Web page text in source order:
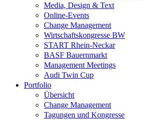
Media, Design & Text
Online-Events
Change Management
Wirtschaftskongresse BW
START Rhein-Neckar
BASF Bauernmarkt
Management Meetings
Audi Twin Cup
Portfolio
Übersicht
Change Management
Tagungen und Kongresse